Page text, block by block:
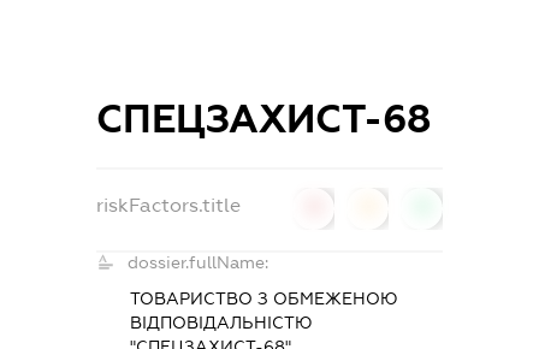
СПЕЦЗАХИСТ-68
riskFactors.title
dossier.fullName:
ТОВАРИСТВО З ОБМЕЖЕНОЮ
ВІДПОВІДАЛЬНІСТЮ